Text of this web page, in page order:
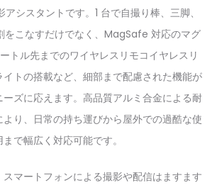
シスタントです。1 台で自撮り棒、三脚、
をこなすだけでなく、MagSafe 対応のマグ
トル先までのワイヤレスリモコイヤレスリ
トの搭載など、細部まで配慮された機能が
ズに応えます。高品質アルミ合金による耐
り、日常の持ち運びから屋外での過酷な使
まで幅広く対応可能です。
マートフォンによる撮影や配信はますます